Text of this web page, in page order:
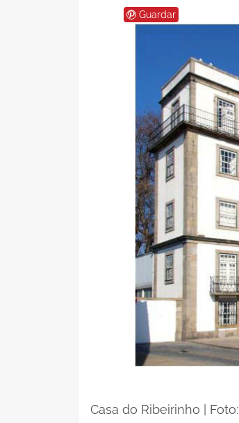
Guardar
Casa do Ribeirinho |